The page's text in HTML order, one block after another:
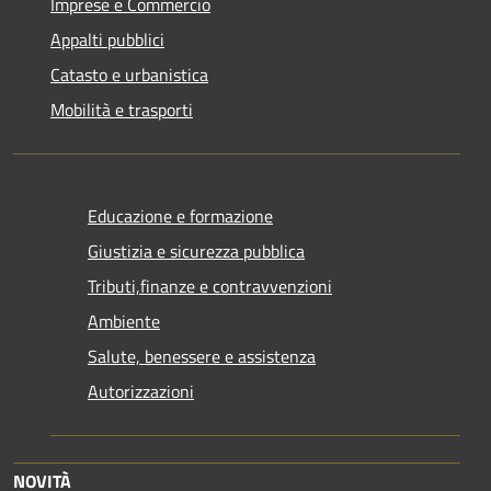
Appalti pubblici
Catasto e urbanistica
Mobilità e trasporti
Educazione e formazione
Giustizia e sicurezza pubblica
Tributi,finanze e contravvenzioni
Ambiente
Salute, benessere e assistenza
Autorizzazioni
NOVITÀ